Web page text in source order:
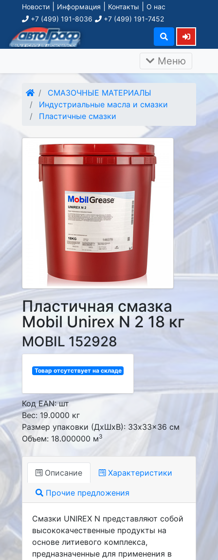
Новости Информация Контакты
О нас
+7 (499) 191-8036
+7 (499) 191-7452
Меню
СМАЗОЧНЫЕ МАТЕРИАЛЫ
Индустриальные масла и смазки
Пластичные смазки
Пластичная смазка
Mobil Unirex N 2 18 кг
MOBIL 152928
Товар отсутствует на складе
Код EAN: шт
Вес: 19.0000 кг
Размер упаковки (ДxШxВ): 33x33x36 см
Объем: 18.000000 м3
Описание Характеристики
Прочие предложения
Смазки UNIREX N представляют собой
высококачественные продукты на
основе литиевого комплекса,
предназначенные для применения в